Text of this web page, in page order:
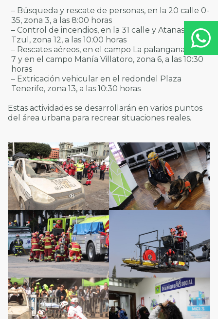
– Búsqueda y rescate de personas, en la 20 calle 0-
35, zona 3, a las 8:00 horas
– Control de incendios, en la 31 calle y Atanasio
Tzul, zona 12, a las 10:00 horas
– Rescates aéreos, en el campo La palangana, zona
7 y en el campo Manía Villatoro, zona 6, a las 10:30
horas
– Extricación vehicular en el redondel Plaza
Tenerife, zona 13, a las 10:30 horas
Estas actividades se desarrollarán en varios puntos
del área urbana para recrear situaciones reales.